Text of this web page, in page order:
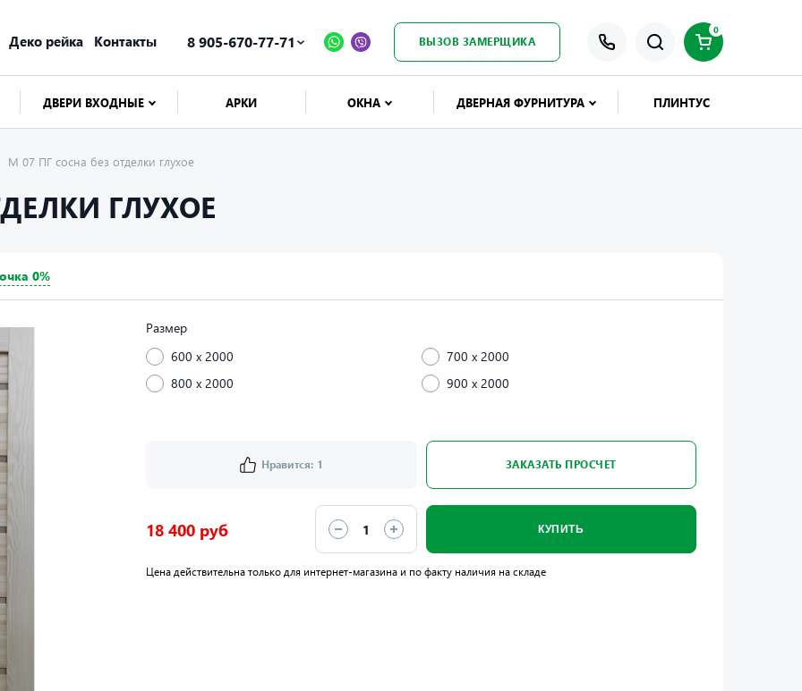
Деко рейка Контакты 8 905-670-77-71 ВЫЗОВ ЗАМЕРЩИКА
0
ДВЕРИ ВХОДНЫЕ АРКИ ОКНА ДВЕРНАЯ ФУРНИТУРА ПЛИНТУС
М 07 ПГ сосна без отделки глухое
ГЛУХОЕ
0%
Размер
600 x 2000
700 x 2000
800 x 2000
900 x 2000
Нравится: 1 ЗАКАЗАТЬ ПРОСЧЕТ
18 400 руб КУПИТЬ
Цена действительна только для интернет-магазина и по факту наличия на складе